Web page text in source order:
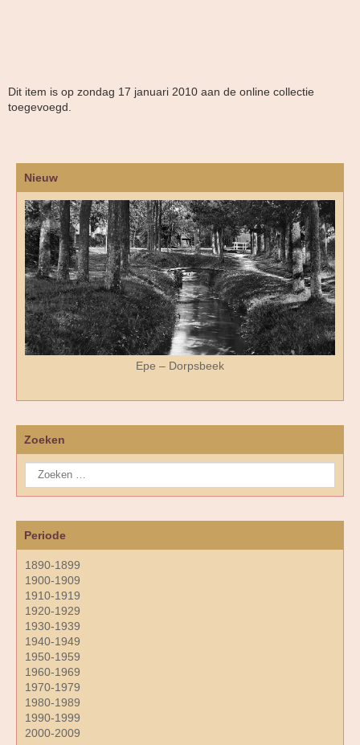
Dit item is op zondag 17 januari 2010 aan de online collectie
toegevoegd.
Nieuw
Epe – Dorpsbeek
Zoeken
Periode
1890-1899
1900-1909
1910-1919
1920-1929
1930-1939
1940-1949
1950-1959
1960-1969
1970-1979
1980-1989
1990-1999
2000-2009